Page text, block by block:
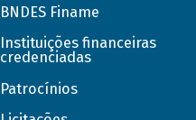
BNDES Finame
Instituições financeiras
credenciadas
Patrocínios